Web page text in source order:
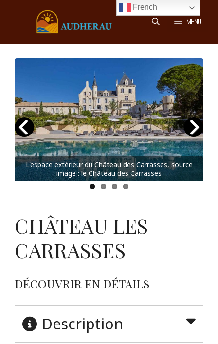
MENU
L'espace extérieur du Château des Carrasses, source
image : le Château des Carrasses
CHÂTEAU LES
CARRASSES
DÉCOUVRIR EN DÉTAILS
Description
French